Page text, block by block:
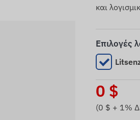
και
Επιλογές
0 $
(0 $ + 1%